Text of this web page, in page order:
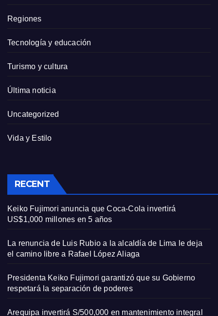
Regiones
Tecnología y educación
Turismo y cultura
Última noticia
Uncategorized
Vida y Estilo
RECENT
Keiko Fujimori anuncia que Coca-Cola invertirá
US$1,000 millones en 5 años
La renuncia de Luis Rubio a la alcaldía de Lima le deja
el camino libre a Rafael López Aliaga
Presidenta Keiko Fujimori garantizó que su Gobierno
respetará la separación de poderes
Arequipa invertirá S/500,000 en mantenimiento integral